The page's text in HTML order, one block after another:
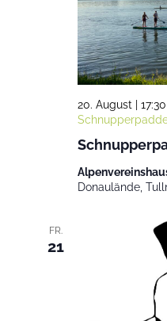
20. August | 17:30
Donaulände,
FR.
21